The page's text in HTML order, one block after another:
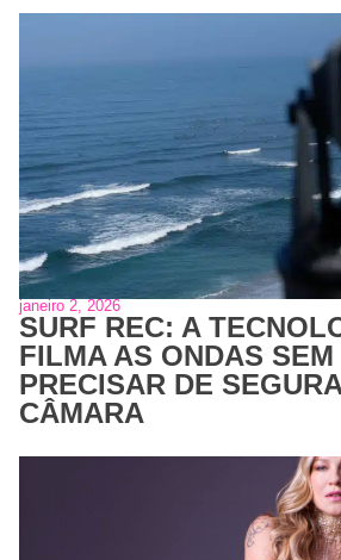
janeiro 2, 2026
SURF REC: A
FILMA AS ONDAS SEM
PRECISAR DE
CÂMARA